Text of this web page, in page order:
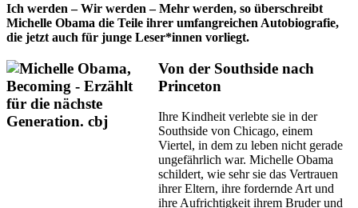
Ich werden – Wir werden – Mehr werden, so überschreibt
Michelle Obama die Teile ihrer umfangreichen Autobiografie,
die jetzt auch für junge Leser*innen vorliegt.
Von der Southside nach
Princeton
Ihre Kindheit verlebte sie in der
Southside von Chicago, einem
Viertel, in dem zu leben nicht gerade
ungefährlich war. Michelle Obama
schildert, wie sehr sie das Vertrauen
ihrer Eltern, ihre fordernde Art und
ihre Aufrichtigkeit ihrem Bruder und